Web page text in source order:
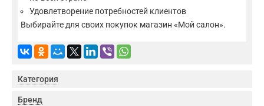
Удовлетворение потребностей клиентов
Выбирайте для своих покупок магазин «Мой салон».
Категория
Бренд